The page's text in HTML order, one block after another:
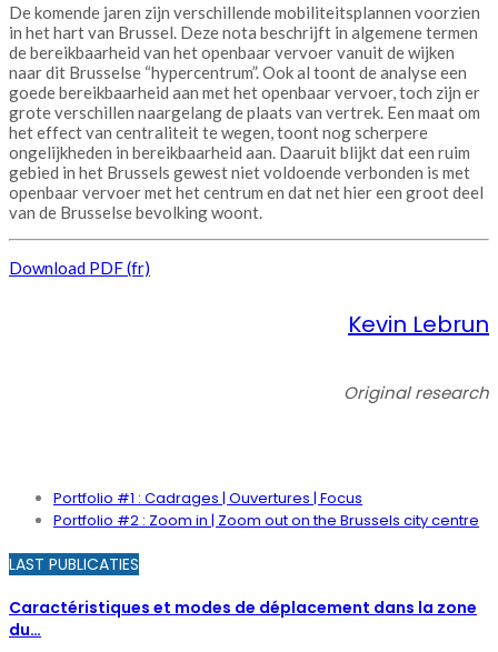
De komende jaren zijn verschillende mobiliteitsplannen voorzien
in het hart van Brussel. Deze nota beschrijft in algemene termen
de bereikbaarheid van het openbaar vervoer vanuit de wijken
naar dit Brusselse “hypercentrum”. Ook al toont de analyse een
goede bereikbaarheid aan met het openbaar vervoer, toch zijn er
grote verschillen naargelang de plaats van vertrek. Een maat om
het effect van centraliteit te wegen, toont nog scherpere
ongelijkheden in bereikbaarheid aan. Daaruit blijkt dat een ruim
gebied in het Brussels gewest niet voldoende verbonden is met
openbaar vervoer met het centrum en dat net hier een groot deel
van de Brusselse bevolking woont.
Download PDF (fr)
Kevin Lebrun
Original research
Portfolio #1 : Cadrages | Ouvertures | Focus
Portfolio #2 : Zoom in | Zoom out on the Brussels city centre
LAST PUBLICATIES
Caractéristiques et modes de déplacement dans la zone
du…